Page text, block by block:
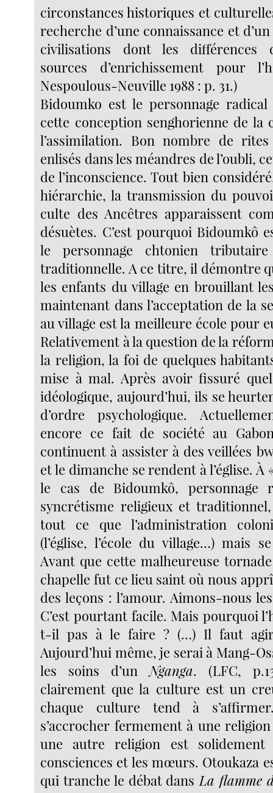
circonstances historiques et
recherche d’une connaissance et
civilisations dont les différences
sources d’enrichissement pour
Nespoulous-Neuville 1988 : p. 31.)
Bidoumko est le personnage
cette conception senghorienne de la
l’assimilation. Bon nombre de
enlisés dans les méandres de l’oubli,
de l’inconscience. Tout bien
hiérarchie, la transmission du
culte des Ancêtres apparaissent
désuètes. C’est pourquoi Bidoumkô
le personnage chtonien tributaire
traditionnelle. A ce titre, il démontre
les enfants du village en brouillant
maintenant dans l’acceptation de la
au village est la meilleure école pour
Relativement à la question de la
la religion, la foi de quelques
mise à mal. Après avoir fissuré
idéologique, aujourd’hui, ils se
d’ordre psychologique.
encore ce fait de société au
continuent à assister à des veillées
et le dimanche se rendent à l’église. À
le cas de Bidoumkô, personnage
syncrétisme religieux et
tout ce que l’administration
(l’église, l’école du village…) mais
Avant que cette malheureuse
chapelle fut ce lieu saint où nous
des leçons : l’amour. Aimons-nous
C’est pourtant facile. Mais pourquoi
t-il pas à le faire ? (…) Il faut agir
Aujourd’hui même, je serai à Mang-
les soins d’unNganga. (LFC,
clairement que la culture est un
chaque culture tend à
s’accrocher fermement à une
une autre religion est solidement
consciences et les mœurs. Otoukaza
qui tranche le débat dans La flamme